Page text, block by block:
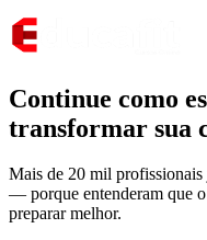
Continue como
transformar sua
Mais de 20 mil profissionais
— porque entenderam que o
preparar melhor.